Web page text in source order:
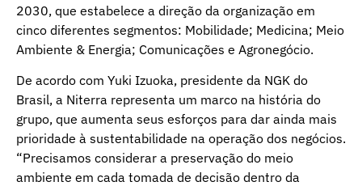
2030, que estabelece a direção da organização em
cinco diferentes segmentos: Mobilidade; Medicina; Meio
Ambiente & Energia; Comunicações e Agronegócio.
De acordo com Yuki Izuoka, presidente da NGK do
Brasil, a Niterra representa um marco na história do
grupo, que aumenta seus esforços para dar ainda mais
prioridade à sustentabilidade na operação dos negócios.
“Precisamos considerar a preservação do meio
ambiente em cada tomada de decisão dentro da